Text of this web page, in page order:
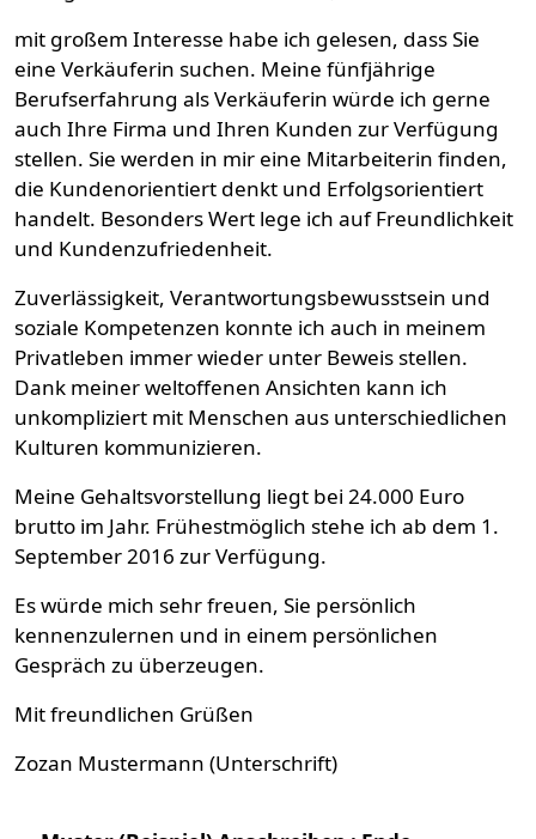
mit großem Interesse habe ich gelesen, dass Sie
eine Verkäuferin suchen. Meine fünfjährige
Berufserfahrung als Verkäuferin würde ich gerne
auch Ihre Firma und Ihren Kunden zur Verfügung
stellen. Sie werden in mir eine Mitarbeiterin finden,
die Kundenorientiert denkt und Erfolgsorientiert
handelt. Besonders Wert lege ich auf Freundlichkeit
und Kundenzufriedenheit.
Zuverlässigkeit, Verantwortungsbewusstsein und
soziale Kompetenzen konnte ich auch in meinem
Privatleben immer wieder unter Beweis stellen.
Dank meiner weltoffenen Ansichten kann ich
unkompliziert mit Menschen aus unterschiedlichen
Kulturen kommunizieren.
Meine Gehaltsvorstellung liegt bei 24.000 Euro
brutto im Jahr. Frühestmöglich stehe ich ab dem 1.
September 2016 zur Verfügung.
Es würde mich sehr freuen, Sie persönlich
kennenzulernen und in einem persönlichen
Gespräch zu überzeugen.
Mit freundlichen Grüßen
Zozan Mustermann (Unterschrift)